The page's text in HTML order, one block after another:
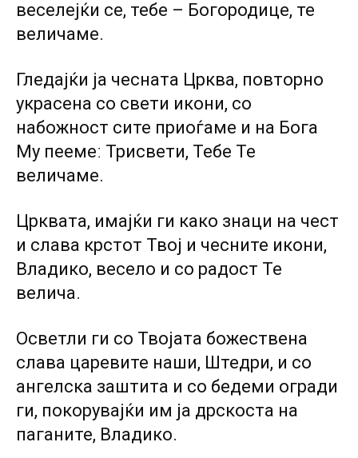
веселејќи се, тебе – Богородице, те
величаме.
Гледајќи ја чесната Црква, повторно
украсена со свети икони, со
набожност сите приоѓаме и на Бога
Му пеемеː Трисвети, Тебе Те
величаме.
Црквата, имајќи ги како знаци на чест
и слава крстот Твој и чесните икони,
Владико, весело и со радост Те
велича.
Осветли ги со Твојата божествена
слава царевите наши, Штедри, и со
ангелска заштита и со бедеми огради
ги, покорувајќи им ја дрскоста на
паганите, Владико.